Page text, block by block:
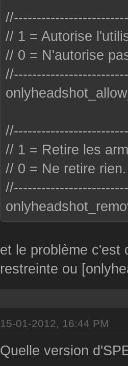
// 1 = Autorise
// 0 = N'autorise
// 1 = Retire les
// 0 = Ne retire rien.
et le problème c'est
restreinte ou
15-01-2012, 16:44 PM
Quelle version